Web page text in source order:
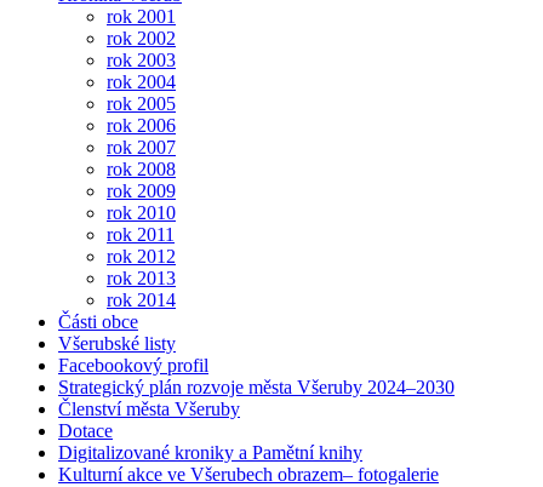
rok 2001
rok 2002
rok 2003
rok 2004
rok 2005
rok 2006
rok 2007
rok 2008
rok 2009
rok 2010
rok 2011
rok 2012
rok 2013
rok 2014
Části obce
Všerubské listy
Facebookový profil
Strategický plán rozvoje města Všeruby 2024–2030
Členství města Všeruby
Dotace
Digitalizované kroniky a Pamětní knihy
Kulturní akce ve Všerubech obrazem– fotogalerie